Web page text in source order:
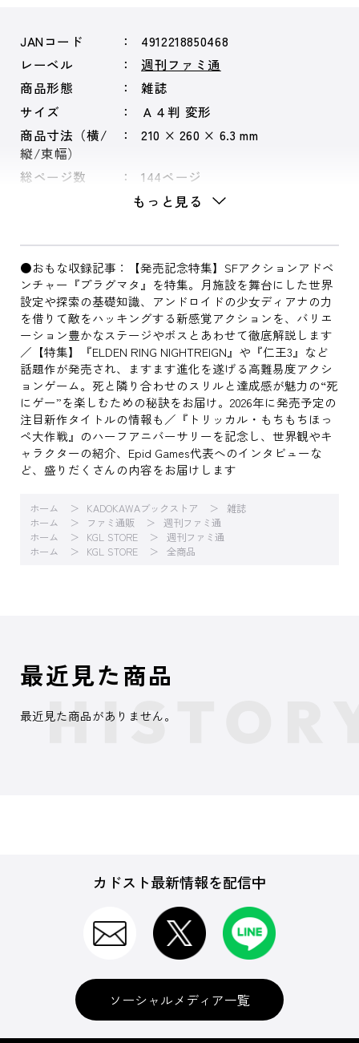
JANコード
4912218850468
レーベル
週刊ファミ通
商品形態
雑誌
サイズ
Ａ４判 変形
商品寸法（横/
縦/束幅）
210 × 260 × 6.3 mm
総ページ数 144ページ
もっと見る
●おもな収録記事：【発売記念特集】SFアクションアドベ
ンチャー『プラグマタ』を特集。月施設を舞台にした世界
設定や探索の基礎知識、アンドロイドの少女ディアナの力
を借りて敵をハッキングする新感覚アクションを、バリエ
ーション豊かなステージやボスとあわせて徹底解説します
／【特集】『ELDEN RING NIGHTREIGN』や『仁王3』など
話題作が発売され、ますます進化を遂げる高難易度アクシ
ョンゲーム。死と隣り合わせのスリルと達成感が魅力の“死
にゲー”を楽しむための秘訣をお届け。2026年に発売予定の
注目新作タイトルの情報も／『トリッカル・もちもちほっ
ペ大作戦』のハーフアニバーサリーを記念し、世界観やキ
ャラクターの紹介、Epid Games代表へのインタビューな
ど、盛りだくさんの内容をお届けします
ホーム KADOKAWAブックストア
雑誌
ホーム
ファミ通販
週刊ファミ通
ホーム
KGL STORE
週刊ファミ通
ホーム
KGL STORE 全商品
最近見た商品
最近見た商品がありません。
カドスト最新情報を配信中
ソーシャルメディア一覧